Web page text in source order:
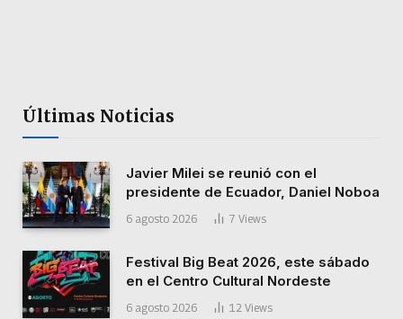
Últimas Noticias
Javier Milei se reunió con el
presidente de Ecuador, Daniel Noboa
6 agosto 2026 7 Views
Festival Big Beat 2026, este sábado
en el Centro Cultural Nordeste
6 agosto 2026 12 Views